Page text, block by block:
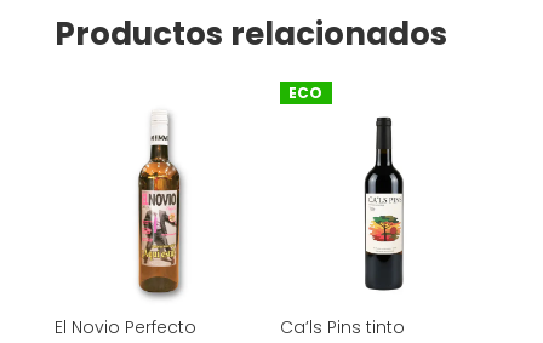
Productos relacionados
El Novio Perfecto
ECO
Ca’ls Pins tinto